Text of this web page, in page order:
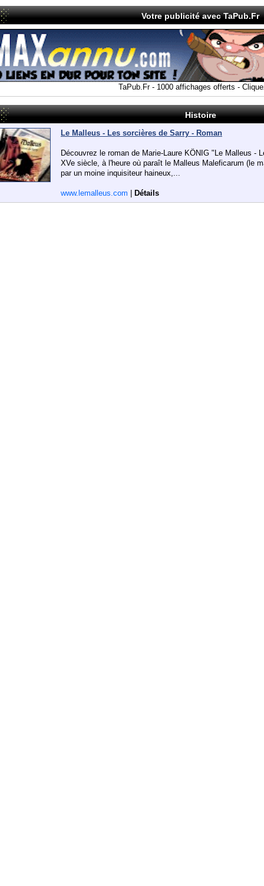
Votre publicité avec TaPub.Fr
TaPub.Fr - 1000 affichages offerts -
Histoire
Le Malleus - Les sorcières de Sarry - Roman
Découvrez le roman de Marie-Laure KÖNIG "Le Malleus -
XVe siècle, à l'heure où paraît le Malleus Maleficarum (le
par un moine inquisiteur haineux,...
www.lemalleus.com Détails